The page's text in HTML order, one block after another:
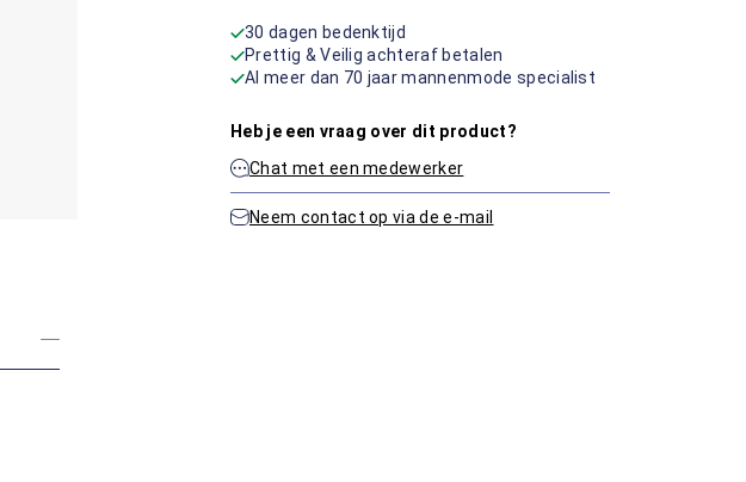
30 dagen bedenktijd
Prettig & Veilig achteraf betalen
Al meer dan 70 jaar mannenmode specialist
Heb je een vraag over dit product?
Chat met een medewerker
Neem contact op via de e-mail